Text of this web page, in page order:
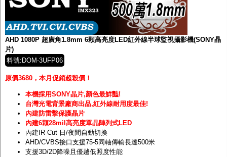
AHD 1080P 超廣角1.8mm 6顆高亮度LED紅外線半球監視攝影機(SONY晶
片)
料號:DOM-3UFP06
原價3680，本月促銷超殺價！
本機採用SONY晶片,顏色最鮮豔!
台灣光電背景廠商出品,紅外線耐用度最佳!
內建防雷擊保護晶片
內建6顆28mil高亮度單晶陣列式LED
內建IR Cut 日/夜間自動切換
AHD/CVBS接口支援75-5同軸傳輸長達500米
支援3D/2D降噪且優越低照度性能